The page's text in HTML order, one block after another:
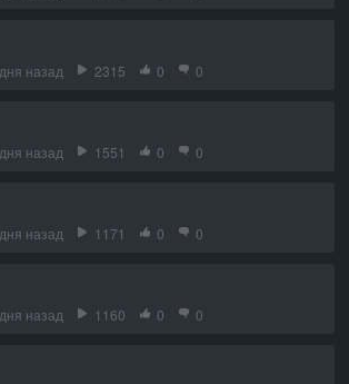
назад 2315 0 0
назад 1551 0 0
назад 1171 0 0
назад 1160 0 0